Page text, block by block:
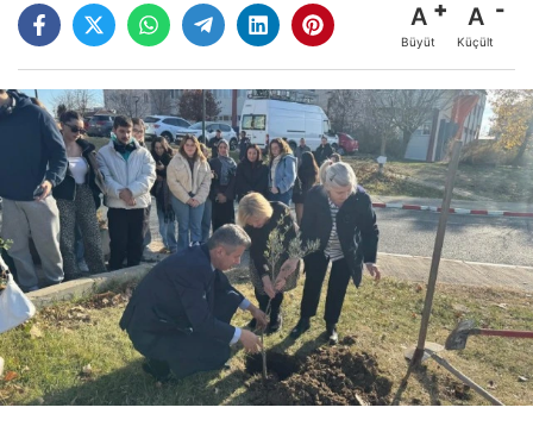
A
Büyüt
A
Küçült